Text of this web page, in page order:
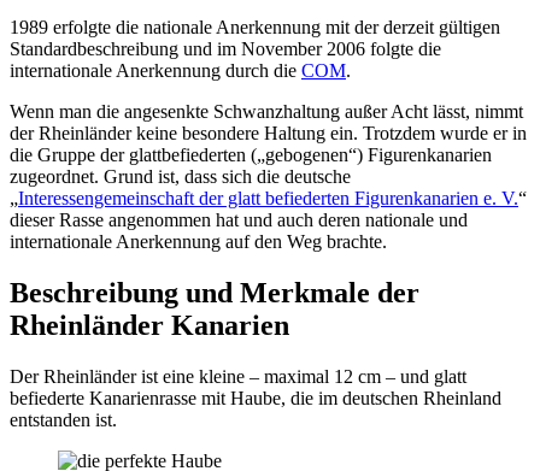
1989 erfolgte die nationale Anerkennung mit der derzeit gültigen
Standardbeschreibung und im November 2006 folgte die
internationale Anerkennung durch die COM.
Wenn man die angesenkte Schwanzhaltung außer Acht lässt, nimmt
der Rheinländer keine besondere Haltung ein. Trotzdem wurde er in
die Gruppe der glattbefiederten („gebogenen“) Figurenkanarien
zugeordnet. Grund ist, dass sich die deutsche
„Interessengemeinschaft der glatt befiederten Figurenkanarien e. V.“
dieser Rasse angenommen hat und auch deren nationale und
internationale Anerkennung auf den Weg brachte.
Beschreibung und Merkmale der
Rheinländer Kanarien
Der Rheinländer ist eine kleine – maximal 12 cm – und glatt
befiederte Kanarienrasse mit Haube, die im deutschen Rheinland
entstanden ist.